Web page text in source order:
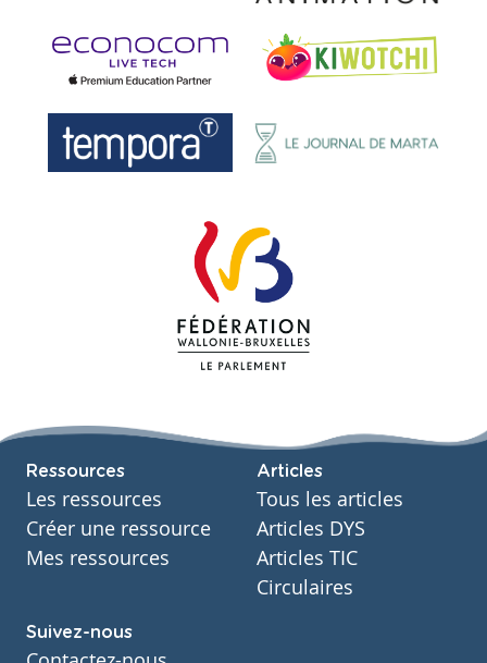
Ressources
Les ressources
Créer une ressource
Mes ressources
Articles
Tous les articles
Articles DYS
Articles TIC
Circulaires
Suivez-nous